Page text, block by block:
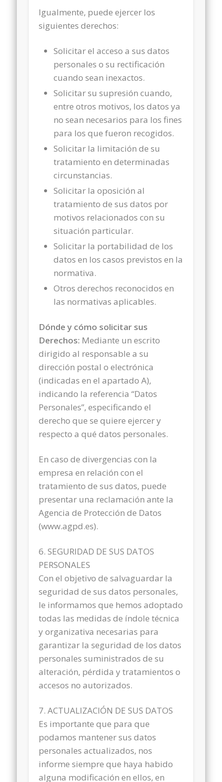
Igualmente, puede ejercer los
siguientes derechos:
Solicitar el acceso a sus datos
personales o su rectificación
cuando sean inexactos.
Solicitar su supresión cuando,
entre otros motivos, los datos ya
no sean necesarios para los fines
para los que fueron recogidos.
Solicitar la limitación de su
tratamiento en determinadas
circunstancias.
Solicitar la oposición al
tratamiento de sus datos por
motivos relacionados con su
situación particular.
Solicitar la portabilidad de los
datos en los casos previstos en la
normativa.
Otros derechos reconocidos en
las normativas aplicables.
Dónde y cómo solicitar sus
Derechos: Mediante un escrito
dirigido al responsable a su
dirección postal o electrónica
(indicadas en el apartado A),
indicando la referencia “Datos
Personales”, especificando el
derecho que se quiere ejercer y
respecto a qué datos personales.
En caso de divergencias con la
empresa en relación con el
tratamiento de sus datos, puede
presentar una reclamación ante la
Agencia de Protección de Datos
(www.agpd.es).
6. SEGURIDAD DE SUS DATOS
PERSONALES
Con el objetivo de salvaguardar la
seguridad de sus datos personales,
le informamos que hemos adoptado
todas las medidas de índole técnica
y organizativa necesarias para
garantizar la seguridad de los datos
personales suministrados de su
alteración, pérdida y tratamientos o
accesos no autorizados.
7. ACTUALIZACIÓN DE SUS DATOS
Es importante que para que
podamos mantener sus datos
personales actualizados, nos
informe siempre que haya habido
alguna modificación en ellos, en